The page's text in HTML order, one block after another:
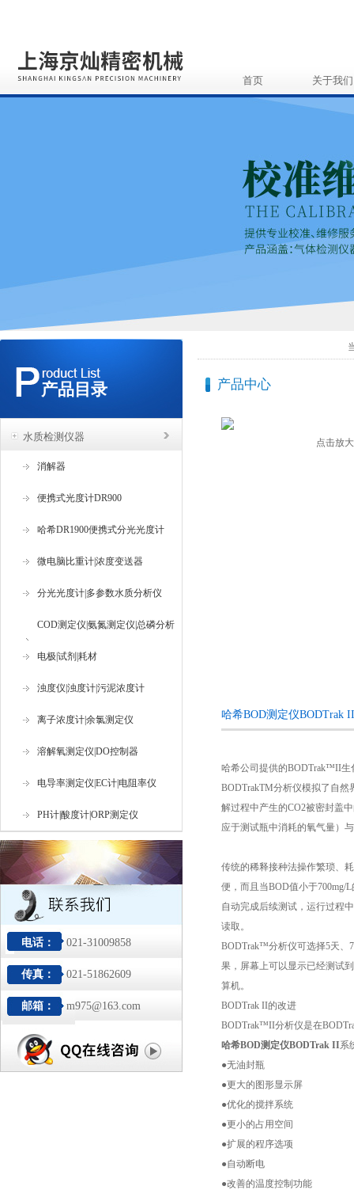
首页 关于我们
产品目录
水质检测仪器
消解器
便携式光度计DR900
哈希DR1900便携式分光光度计
微电脑比重计|浓度变送器
分光光度计|多参数水质分析仪
COD测定仪|氨氮测定仪|总磷分析
仪
电极|试剂|耗材
浊度仪|浊度计|污泥浓度计
离子浓度计|余氯测定仪
溶解氧测定仪|DO控制器
电导率测定仪|EC计|电阻率仪
PH计|酸度计|ORP测定仪
电话： 021-31009858
传真： 021-51862609
邮箱： m975@163.com
产品中心
点击放大
哈希BOD测定仪BODTrak
哈希公司提供的BODTrak™II生
BODTrakTM分析仪模拟了自然
解过程中产生的CO2被密封盖
应于测试瓶中消耗的氧气量）
传统的稀释接种法操作繁琐、
便，而且当BOD值小于700mg/L
自动完成后续测试，运行过程
读取。
BODTrak™分析仪可选择5天、 7
果，屏幕上可以显示已经测试
算机。
BODTrak II的改进
BODTrak™II分析仪是在
哈希BOD测定仪BODTrak II系
●无油封瓶
●更大的图形显示屏
●优化的搅拌系统
●更小的占用空间
●扩展的程序选项
●自动断电
●改善的温度控制功能